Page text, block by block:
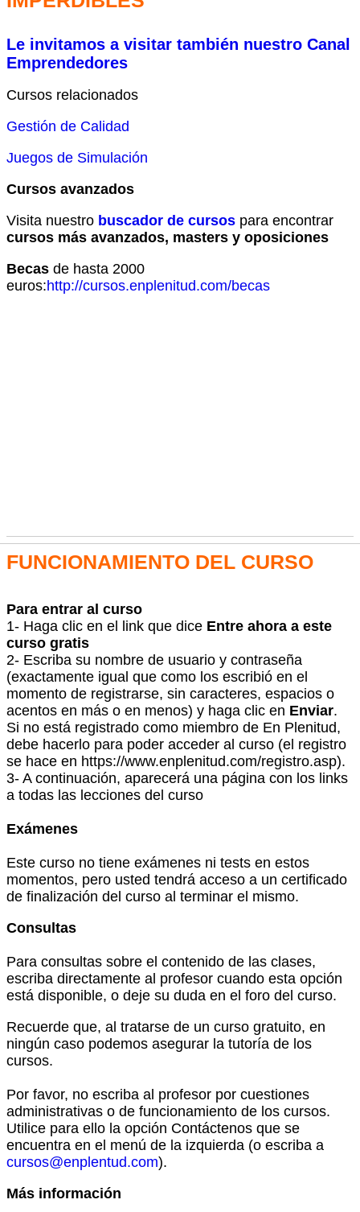
Le invitamos a visitar también nuestro Canal
Emprendedores
Cursos relacionados
Gestión de Calidad
Juegos de Simulación
Cursos avanzados
Visita nuestro buscador de cursos para encontrar
cursos más avanzados, masters y oposiciones
Becas de hasta 2000
euros:http://cursos.enplenitud.com/becas
FUNCIONAMIENTO DEL CURSO
Para entrar al curso
1- Haga clic en el link que dice Entre ahora a este
curso gratis
2- Escriba su nombre de usuario y contraseña
(exactamente igual que como los escribió en el
momento de registrarse, sin caracteres, espacios o
acentos en más o en menos) y haga clic en Enviar.
Si no está registrado como miembro de En Plenitud,
debe hacerlo para poder acceder al curso (el registro
se hace en https://www.enplenitud.com/registro.asp).
3- A continuación, aparecerá una página con los links
a todas las lecciones del curso
Exámenes
Este curso no tiene exámenes ni tests en estos
momentos, pero usted tendrá acceso a un certificado
de finalización del curso al terminar el mismo.
Consultas
Para consultas sobre el contenido de las clases,
escriba directamente al profesor cuando esta opción
está disponible, o deje su duda en el foro del curso.
Recuerde que, al tratarse de un curso gratuito, en
ningún caso podemos asegurar la tutoría de los
cursos.
Por favor, no escriba al profesor por cuestiones
administrativas o de funcionamiento de los cursos.
Utilice para ello la opción Contáctenos que se
encuentra en el menú de la izquierda (o escriba a
cursos@enplentud.com).
Más información